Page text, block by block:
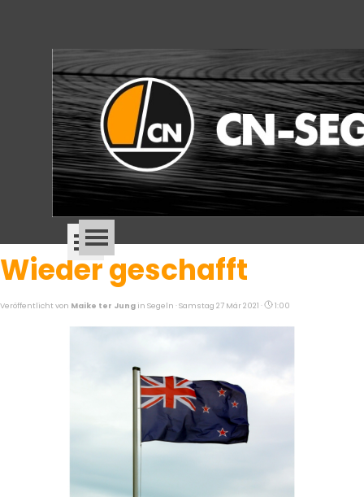
Menü überspringen
Menü überspringen
Wieder geschafft
Veröffentlicht von Maike ter Jung in Segeln · Samstag 27 Mär 2021 · 1:00